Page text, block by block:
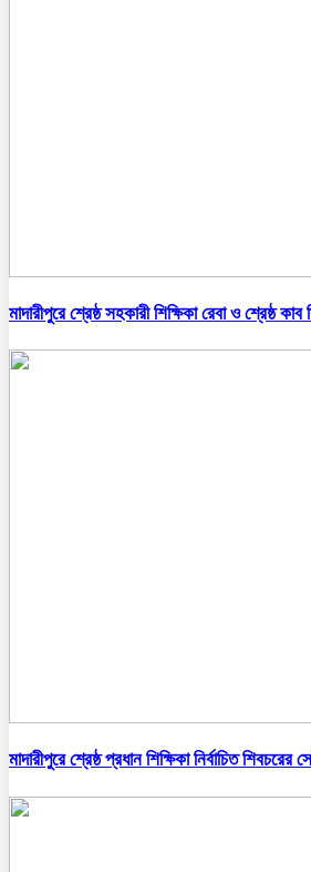
মাদারীপুরে শ্রেষ্ঠ সহকারী শিক্ষিকা রেবা ও শ্রেষ্ঠ কাব
মাদারীপুরে শ্রেষ্ঠ প্রধান শিক্ষিকা নির্বাচিত শিবচরের